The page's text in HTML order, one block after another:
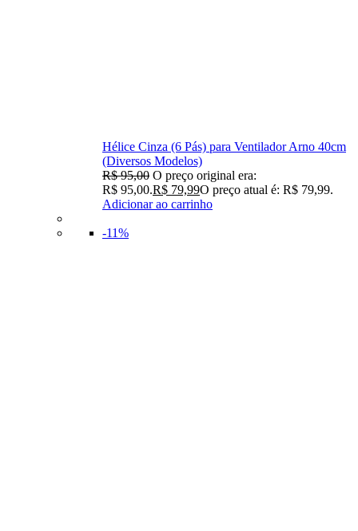
Hélice Cinza (6 Pás) para Ventilador Arno 40cm
(Diversos Modelos)
R$95,00 O preço original era:
R$ 95,00.R$ 79,99O preço atual é: R$ 79,99.
Adicionar ao carrinho
-11%